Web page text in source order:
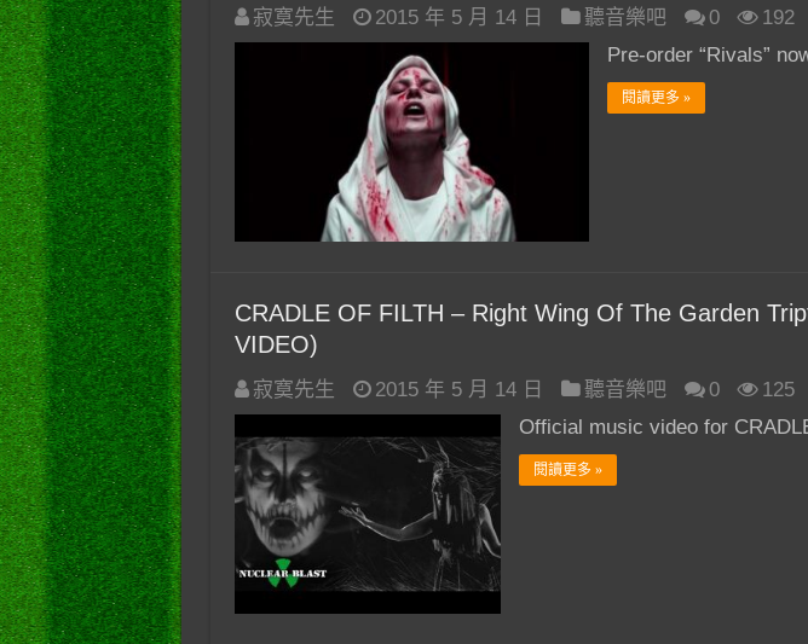
寂寞先生 2015 年 5 月 14 日 聽音樂吧 0
192
Pre-order “Rivals”
閱讀更多 »
CRADLE OF FILTH – Right Wing Of The Garden
VIDEO)
寂寞先生 2015 年 5 月 14 日 聽音樂吧 0
125
Official music video for
閱讀更多 »